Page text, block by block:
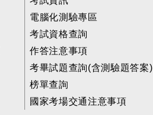
電腦化測驗專區
考試資格查詢
作答注意事項
考畢試題查詢(含測驗題答案)
榜單查詢
國家考場交通注意事項